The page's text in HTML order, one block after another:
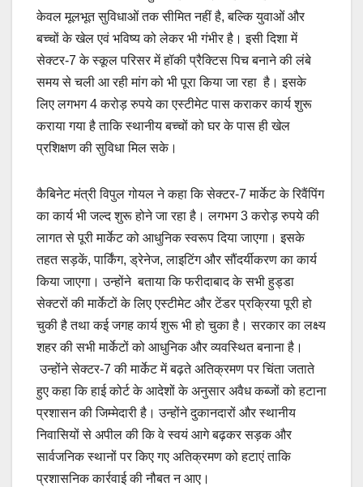
केवल मूलभूत सुविधाओं तक सीमित नहीं है, बल्कि युवाओं और
बच्चों के खेल एवं भविष्य को लेकर भी गंभीर है। इसी दिशा में
सेक्टर-7 के स्कूल परिसर में हॉकी प्रैक्टिस पिच बनाने की लंबे
समय से चली आ रही मांग को भी पूरा किया जा रहा है। इसके
लिए लगभग 4 करोड़ रुपये का एस्टीमेट पास कराकर कार्य शुरू
कराया गया है ताकि स्थानीय बच्चों को घर के पास ही खेल
प्रशिक्षण की सुविधा मिल सके।
कैबिनेट मंत्री विपुल गोयल ने कहा कि सेक्टर-7 मार्केट के रिवैंपिंग
का कार्य भी जल्द शुरू होने जा रहा है। लगभग 3 करोड़ रुपये की
लागत से पूरी मार्केट को आधुनिक स्वरूप दिया जाएगा। इसके
तहत सड़कें, पार्किंग, ड्रेनेज, लाइटिंग और सौंदर्यीकरण का कार्य
किया जाएगा। उन्होंने बताया कि फरीदाबाद के सभी हुड्डा
सेक्टरों की मार्केटों के लिए एस्टीमेट और टेंडर प्रक्रिया पूरी हो
चुकी है तथा कई जगह कार्य शुरू भी हो चुका है। सरकार का लक्ष्य
शहर की सभी मार्केटों को आधुनिक और व्यवस्थित बनाना है।
उन्होंने सेक्टर-7 की मार्केट में बढ़ते अतिक्रमण पर चिंता जताते
हुए कहा कि हाई कोर्ट के आदेशों के अनुसार अवैध कब्जों को हटाना
प्रशासन की जिम्मेदारी है। उन्होंने दुकानदारों और स्थानीय
निवासियों से अपील की कि वे स्वयं आगे बढ़कर सड़क और
सार्वजनिक स्थानों पर किए गए अतिक्रमण को हटाएं ताकि
प्रशासनिक कार्रवाई की नौबत न आए।